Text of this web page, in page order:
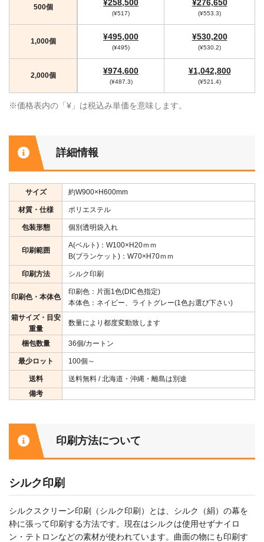
500個 ¥258,500
(¥517)
¥276,650
(¥553.3)
1,000個 ¥495,000
(¥495)
¥530,200
(¥530.2)
2,000個 ¥974,600
(¥487.3)
¥1,042,800
(¥521.4)
※価格表内の「¥」は税込み単価を意味します。
詳細情報
サイズ 約W900×H600mm
材質・仕様 ポリエステル
包装形態 個別透明袋入れ
印刷範囲
A(ベルト)：W100×H20ｍｍ
B(ブランケット)：W70×H70ｍｍ
印刷方法 シルク印刷
印刷色・本体色
印刷色：片面1色(DIC色指定)
本体色：ネイビー、ライトグレー(1色お選び下さい)
箱サイズ・目安
重量
数量により都度変動致します
梱包数量 36個/カートン
最少ロット 100個～
送料
送料無料 / 北海道・沖縄・離島は別途
備考
印刷方法について
シルク印刷
シルクスクリーン印刷（シルク印刷）とは、シルク（絹）の幕を
枠に張って印刷する方法です。現在はシルクは使用せずナイロ
ン・テトロンなどの素材が使われています。曲面の物にも印刷す